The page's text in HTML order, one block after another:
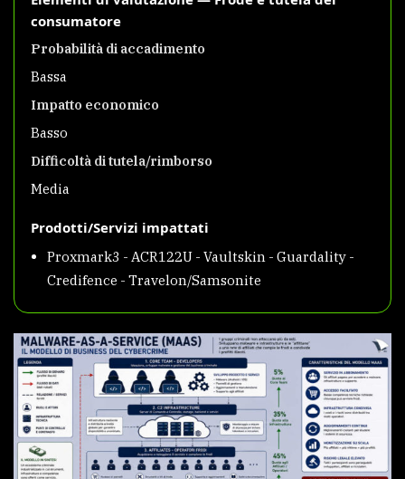
consumatore
Probabilità di accadimento
Bassa
Impatto economico
Basso
Difficoltà di tutela/rimborso
Media
Prodotti/Servizi impattati
Proxmark3 - ACR122U - Vaultskin - Guardality -
Credifence - Travelon/Samsonite